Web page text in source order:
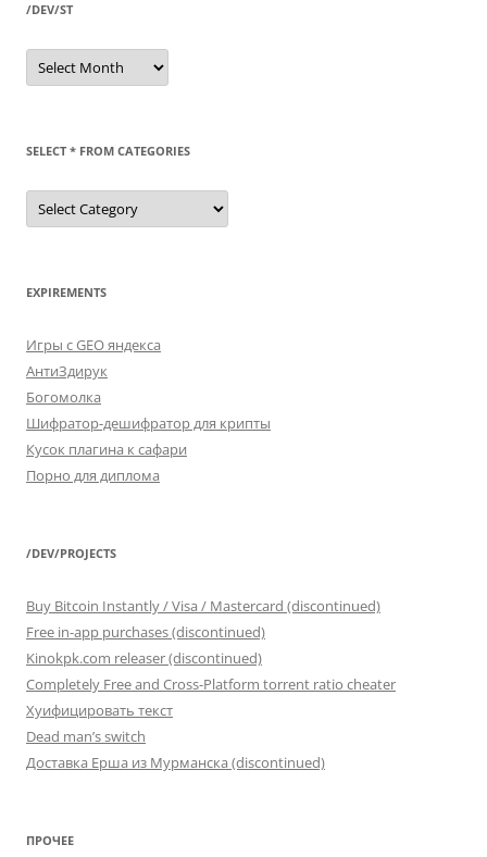
/DEV/ST
/dev/st
SELECT * FROM CATEGORIES
SELECT
FROM
EXPIREMENTS
Игры с GEO яндекса
АнтиЗдирук
Богомолка
Шифратор-дешифратор для крипты
Кусок плагина к сафари
Порно для диплома
/DEV/PROJECTS
Buy Bitcoin Instantly / Visa / Mastercard (discontinued)
Free in-app purchases (discontinued)
Kinokpk.com releaser (discontinued)
Completely Free and Cross-Platform torrent ratio cheater
Хуифицировать текст
Dead man’s switch
Доставка Ерша из Мурманска (discontinued)
ПРОЧЕЕ